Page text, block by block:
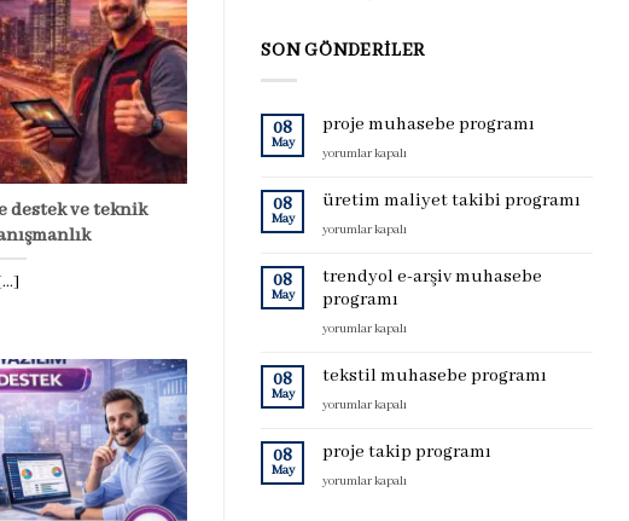
destek ve teknik
SON GÖNDERILER
08
May
proje muhasebe programı
proje
programı
yorumlar kapalı
08
May
üretim maliyet takibi programı
üretim
takibi
için
yorumlar kapalı
08
May
trendyol e-arşiv muhasebe
programı
trendyol
arşiv
programı
yorumlar kapalı
08
May
tekstil muhasebe programı
tekstil
programı
yorumlar kapalı
08
May
proje takip programı
proje
yorumlar kapalı